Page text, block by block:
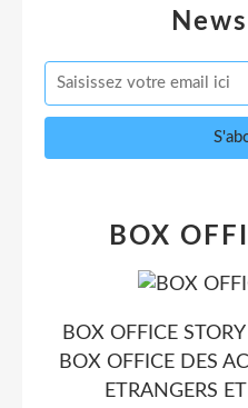
BOX
BOX OFFICE
BOX OFFICE DES
ETRANGERS